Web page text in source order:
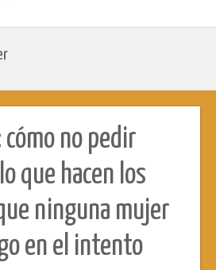
no pedir
que hacen los
ninguna mujer
en el intento